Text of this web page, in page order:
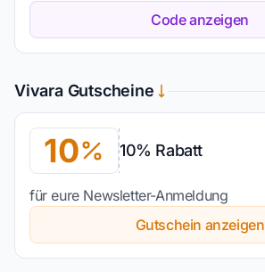
Code anzeigen
Vivara Gutscheine
10 10% Rabatt
für eure Newsletter-Anmeldung
Gutschein anzeigen